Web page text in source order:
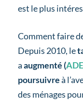
est le plus
Comment faire
Depuis 2010, le
aaugmenté (
poursuivreà
des ménages